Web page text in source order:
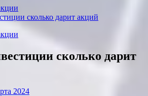
сколько дарит акций
сколько дарит
2024